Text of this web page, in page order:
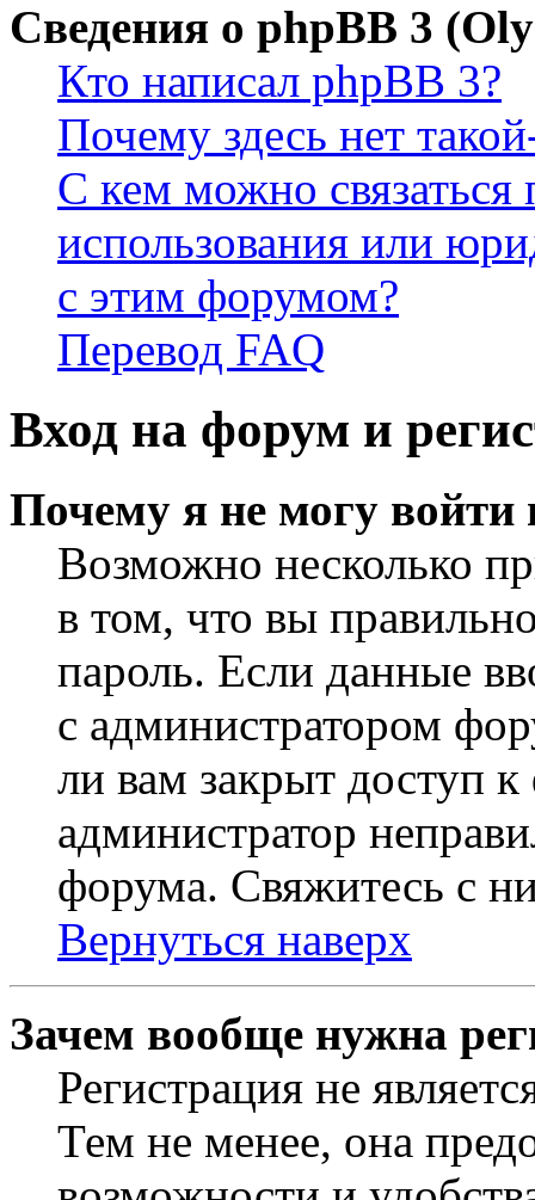
Сведения о phpBB 3
Кто написал phpBB 3?
Почему здесь нет
С кем можно связаться
использования или
с этим форумом?
Перевод FAQ
Вход на форум и
Почему я не могу войти
Возможно несколько
в том, что вы
пароль. Если данные
с администратором
ли вам закрыт доступ
администратор
форума. Свяжитесь с
Вернуться наверх
Зачем вообще нужна
Регистрация не
Тем не менее, она